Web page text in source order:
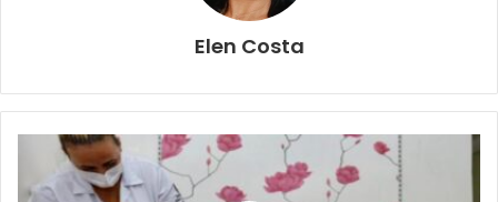
Elen Costa